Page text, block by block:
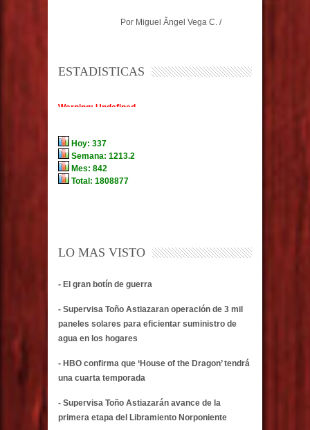
Por Miguel Ãngel Vega C. /
ESTADISTICAS
LO MAS VISTO
- El gran botín de guerra
- Supervisa Toño Astiazaran operación de 3 mil
paneles solares para eficientar suministro de
agua en los hogares
- HBO confirma que ‘House of the Dragon’ tendrá
una cuarta temporada
- Supervisa Toño Astiazarán avance de la
primera etapa del Libramiento Norponiente